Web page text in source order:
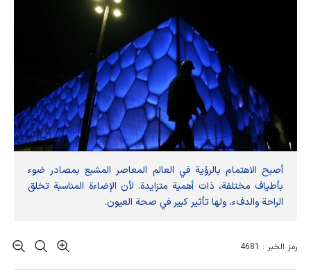
أصبح الاهتمام بالرؤية في العالم المعاصر المشبع بمصادر ضوء
بأطياف مختلفة، ذات أهمية متزايدة. لأن الإضاءة المناسبة تخلق
الراحة والدفء، ولها تأثير كبير في صحة العيون.
رمز الخبر : 4681